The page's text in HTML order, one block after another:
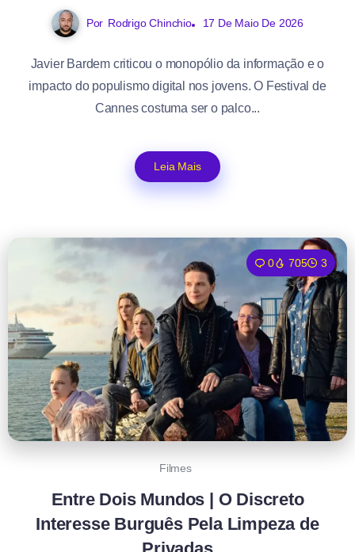
Por Rodrigo Chinchio 17 De Maio De 2026
Javier Bardem criticou o monopólio da informação e o
impacto do populismo digital nos jovens. O Festival de
Cannes costuma ser o palco...
Leia Mais
0 705 3
Filmes
Entre Dois Mundos | O Discreto
Interesse Burguês Pela Limpeza de